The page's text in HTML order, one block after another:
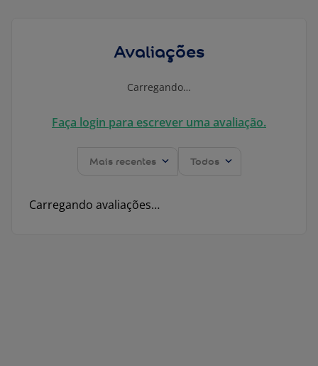
Avaliações
Carregando…
Faça login para escrever uma avaliação.
Mais recentes Todos
Carregando avaliações…